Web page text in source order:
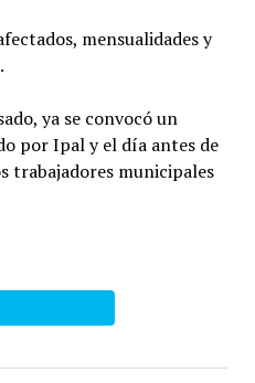
mensualidades y
ya se convocó un
por Ipal y el día antes de
trabajadores municipales